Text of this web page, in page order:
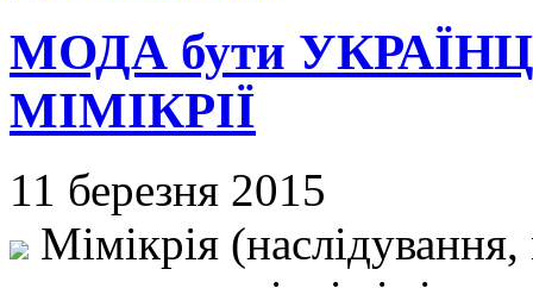
МОДА бути
МІМІКРІЇ
11 березня 2015
Мімікрія